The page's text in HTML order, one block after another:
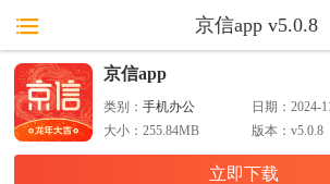
京信app v5.0.8
京信app
类别：手机办公 日期：2024-
大小：255.84MB 版本：v5.0.8
立即下载